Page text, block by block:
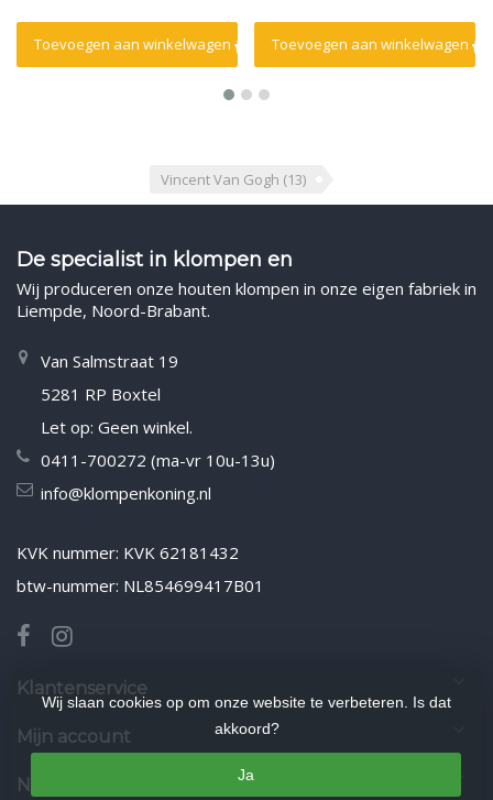
Toevoegen aan winkelwagen Toevoegen aan winkelwagen
Vincent Van Gogh (13)
De specialist in klompen en
Wij produceren onze houten klompen in onze eigen fabriek in
Liempde, Noord-Brabant.
Van Salmstraat 19
5281 RP Boxtel
Let op: Geen winkel.
0411-700272 (ma-vr 10u-13u)
info@klompenkoning.nl
KVK nummer: KVK 62181432
btw-nummer: NL854699417B01
Klantenservice
Mijn account
Nieuwsbrief
Wij slaan cookies op om onze website te verbeteren. Is dat
akkoord?
Ja